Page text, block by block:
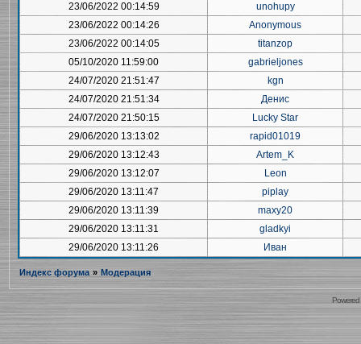
23/06/2022 00:14:59
unohupy
23/06/2022 00:14:26
Anonymous
23/06/2022 00:14:05
titanzop
05/10/2020 11:59:00
gabrieljones
24/07/2020 21:51:47
kgn
24/07/2020 21:51:34
Денис
24/07/2020 21:50:15
Lucky Star
29/06/2020 13:13:02
rapid01019
29/06/2020 13:12:43
Artem_K
29/06/2020 13:12:07
Leon
29/06/2020 13:11:47
piplay
29/06/2020 13:11:39
maxy20
29/06/2020 13:11:31
gladkyi
29/06/2020 13:11:26
Иван
Индекс форума » Модерация